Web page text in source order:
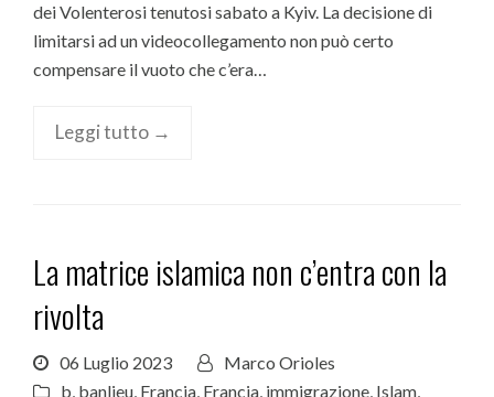
dei Volenterosi tenutosi sabato a Kyiv. La decisione di
limitarsi ad un videocollegamento non può certo
compensare il vuoto che c’era…
Leggi tutto →
La matrice islamica non c’entra con la
rivolta
06 Luglio 2023
Marco Orioles
b banlieu Francia Francia immigrazione Islam